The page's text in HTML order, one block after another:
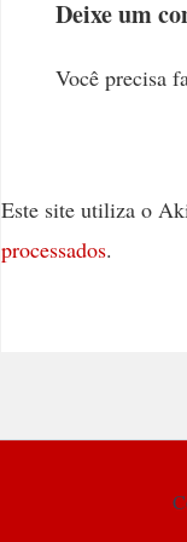
Deixe um
Você precisa
Este site utiliza o
processados.